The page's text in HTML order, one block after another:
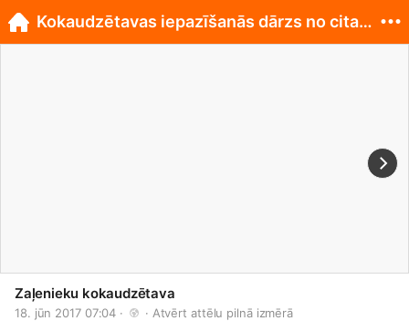
Zaļenieku kokaudzētava
18. jūn 2017 07:04 · · Atvērt attēlu pilnā izmērā
Kokaudzētavas iepazīšanās dārzs no cita rakursa